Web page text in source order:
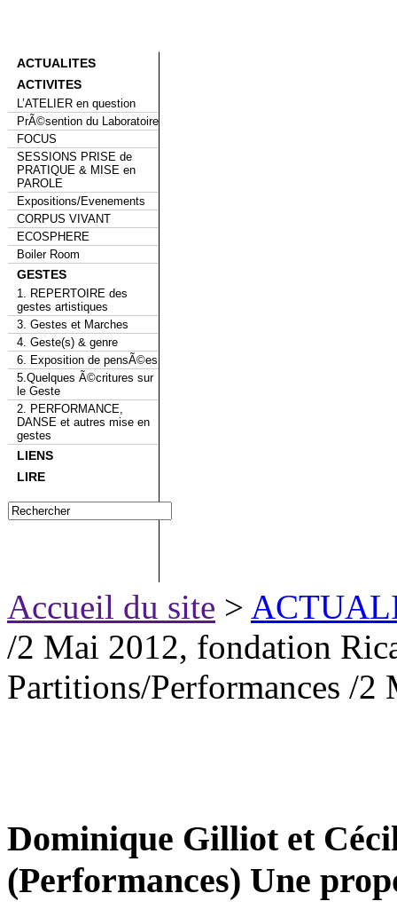
ACTUALITES
ACTIVITES
L’ATELIER en question
PrÃ©sention du Laboratoire
FOCUS
SESSIONS PRISE de
PRATIQUE & MISE en
PAROLE
Expositions/Evenements
CORPUS VIVANT
ECOSPHERE
Boiler Room
GESTES
1. REPERTOIRE des
gestes artistiques
3. Gestes et Marches
4. Geste(s) & genre
6. Exposition de pensÃ©es
5.Quelques Ã©critures sur
le Geste
2. PERFORMANCE,
DANSE et autres mise en
gestes
LIENS
LIRE
Accueil du site >
/2 Mai 2012, fondation
Partitions/Performances /
Dominique Gilliot et
(Performances) Une